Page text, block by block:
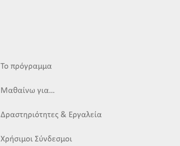
Το πρόγραμμα
Μαθαίνω για…
Δραστηριότητες & Εργαλεία
Χρήσιμοι Σύνδεσμοι